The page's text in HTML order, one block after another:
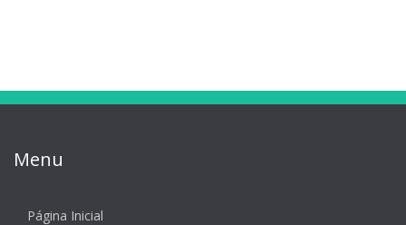
Menu
Página Inicial